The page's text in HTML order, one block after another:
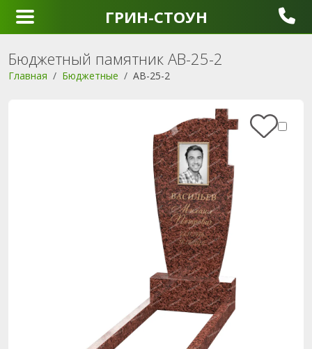
ГРИН-СТОУН
Бюджетный памятник AB-25-2
Главная Бюджетные AB-25-2